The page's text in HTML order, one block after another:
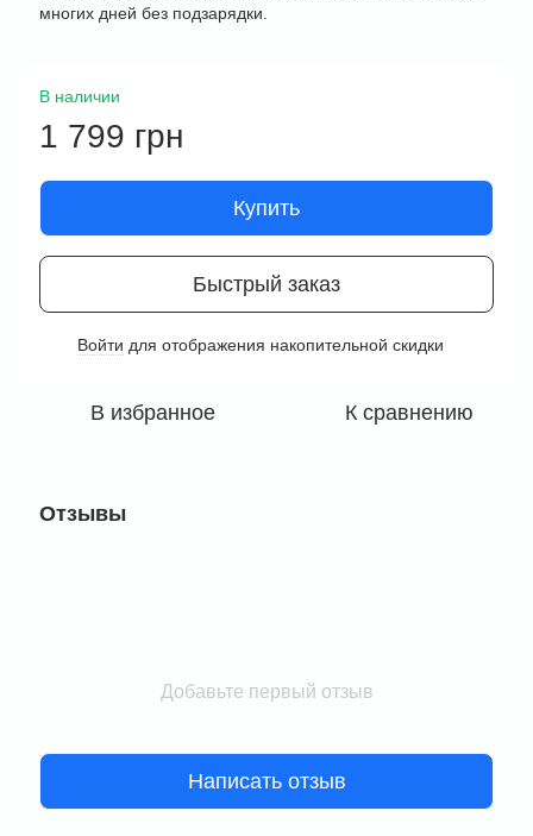
многих дней без подзарядки.
В наличии
1 799 грн
Купить
Быстрый заказ
Войти для отображения накопительной скидки
В избранное К сравнению
Отзывы
Добавьте первый отзыв
Написать отзыв